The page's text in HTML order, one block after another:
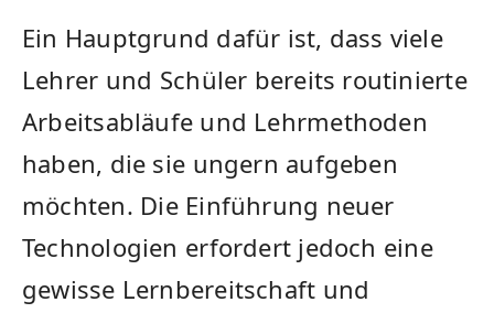
Ein Hauptgrund dafür ist, dass‌ viele
Lehrer ⁣und⁤ Schüler bereits routinierte
Arbeitsabläufe‍ und Lehrmethoden
haben, die sie ⁣ungern aufgeben
möchten. ⁤Die Einführung neuer​
Technologien ⁤erfordert​ jedoch⁢ eine
gewisse Lernbereitschaft⁤ und